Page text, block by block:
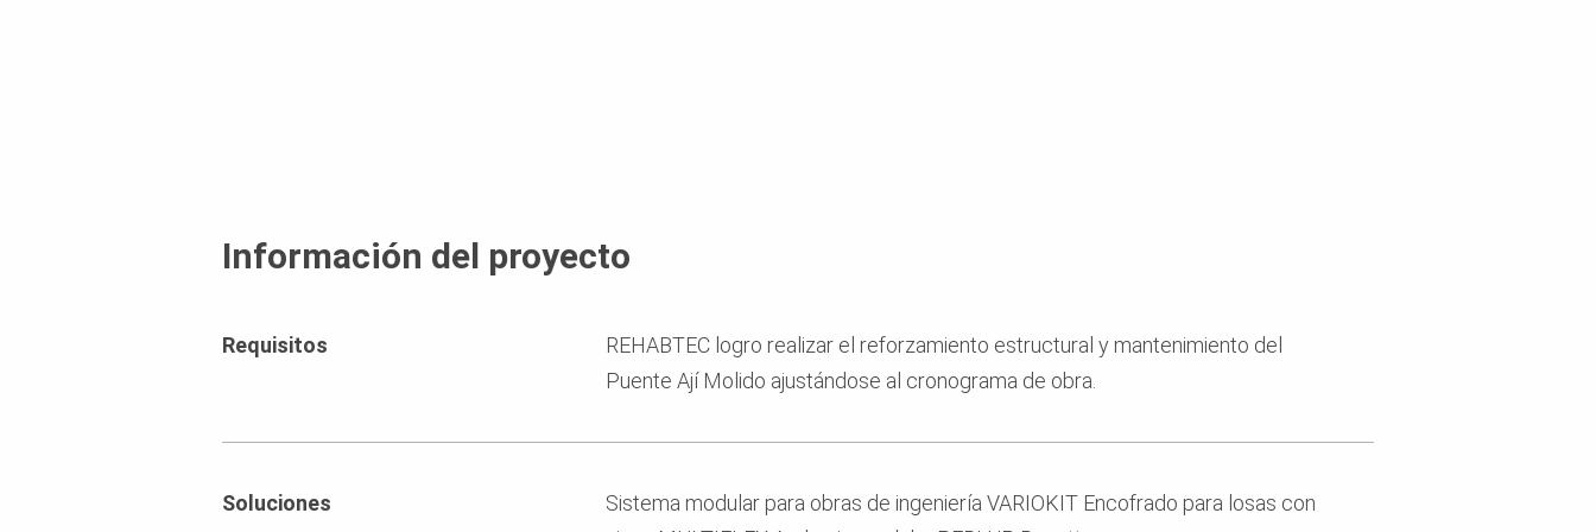
Información del proyecto
Requisitos
REHABTEC logro realizar el reforzamiento estructural y mantenimiento del
Puente Ají Molido ajustándose al cronograma de obra.
Soluciones
Sistema modular para obras de ingeniería VARIOKIT Encofrado para losas con